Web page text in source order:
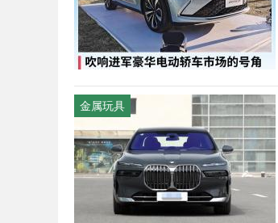
金属玩具